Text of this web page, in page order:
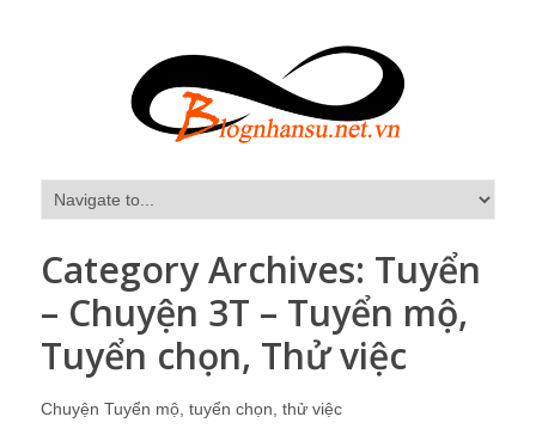
Category Archives: Tuyển
– Chuyện 3T – Tuyển mộ,
Tuyển chọn, Thử việc
Chuyện Tuyển mộ, tuyển chọn, thử việc